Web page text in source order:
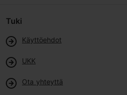
Tuki
Käyttöehdot
UKK
Ota yhteyttä